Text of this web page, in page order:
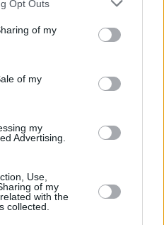
behaviour. You may click to
and its third-party tags to
purposes in below Google
Opt Outs
of my
of my
my
Advertising.
Use,
of my
with the
collected.